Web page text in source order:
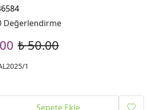
Değerlendirme
₺ 50.00
1
Sepete Ekle